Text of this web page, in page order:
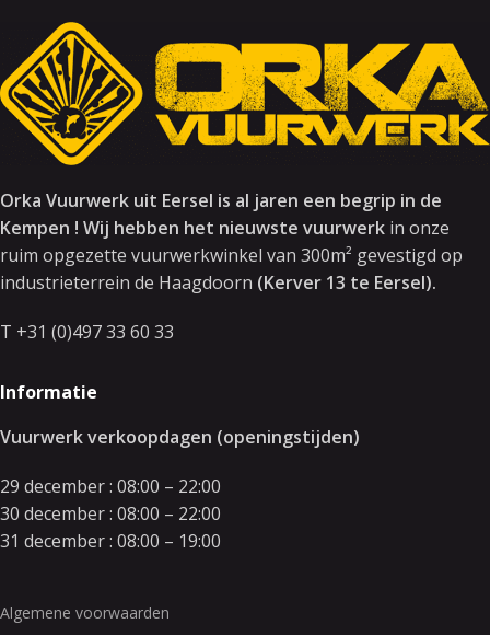
Orka Vuurwerk uit Eersel is al jaren een begrip in de
Kempen ! Wij hebben het nieuwste vuurwerk in onze
ruim opgezette vuurwerkwinkel van 300m² gevestigd op
industrieterrein de Haagdoorn (Kerver 13 te Eersel).
T +31 (0)497 33 60 33
Informatie
Vuurwerk verkoopdagen (openingstijden)
29 december : 08:00 – 22:00
30 december : 08:00 – 22:00
31 december : 08:00 – 19:00
Algemene voorwaarden